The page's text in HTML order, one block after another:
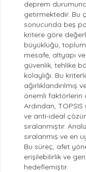
deprem
getirmektedir. Bu
sonucunda beş
kritere göre
büyüklüğü,
mesafe, altyapı
güvenlik, tehlike
kolaylığı. Bu
önemli faktörlerin
Ardından,
ve anti-ideal
sıralanmıştır.
sıralanmış ve en
Bu süreç, afet
erişilebilirlik ve
hedeflemiştir.